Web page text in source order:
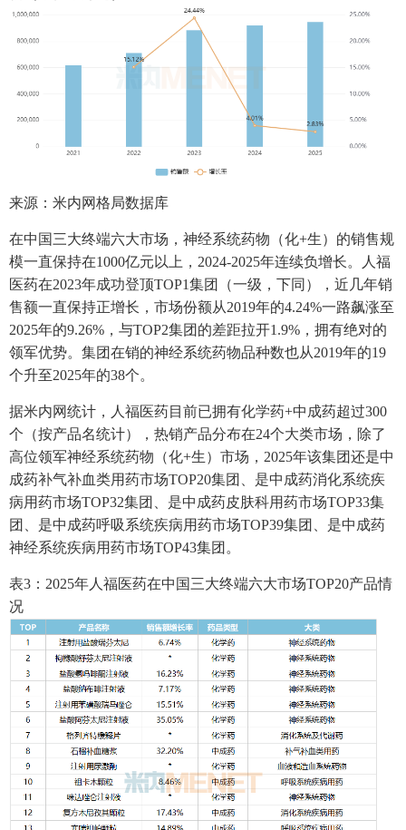
来源：米内网格局数据库
在中国三大终端六大市场，神经系统药物（化+生）的销售规
模一直保持在1000亿元以上，2024-2025年连续负增长。人福
医药在2023年成功登顶TOP1集团（一级，下同），近几年销
售额一直保持正增长，市场份额从2019年的4.24%一路飙涨至
2025年的9.26%，与TOP2集团的差距拉开1.9%，拥有绝对的
领军优势。集团在销的神经系统药物品种数也从2019年的19
个升至2025年的38个。
据米内网统计，人福医药目前已拥有化学药+中成药超过300
个（按产品名统计），热销产品分布在24个大类市场，除了
高位领军神经系统药物（化+生）市场，2025年该集团还是中
成药补气补血类用药市场TOP20集团、是中成药消化系统疾
病用药市场TOP32集团、是中成药皮肤科用药市场TOP33集
团、是中成药呼吸系统疾病用药市场TOP39集团、是中成药
神经系统疾病用药市场TOP43集团。
表3：2025年人福医药在中国三大终端六大市场TOP20产品情
况